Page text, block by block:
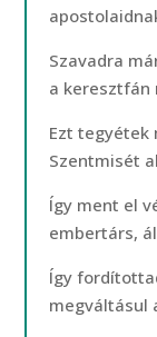
Szavadra
a keresztfán
Ezt tegyétek
Szentmisét
Így ment el
embertárs,
Így
megváltásul